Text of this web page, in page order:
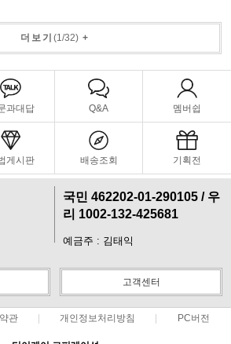
더보기 (1/32) +
과대답 Q&A 멤버쉽
게시판 배송조회 기획전
국민 462202-01-290105 / 우
리 1002-132-425681
예금주 : 김태익
고객센터
관 개인정보처리방침 PC버전